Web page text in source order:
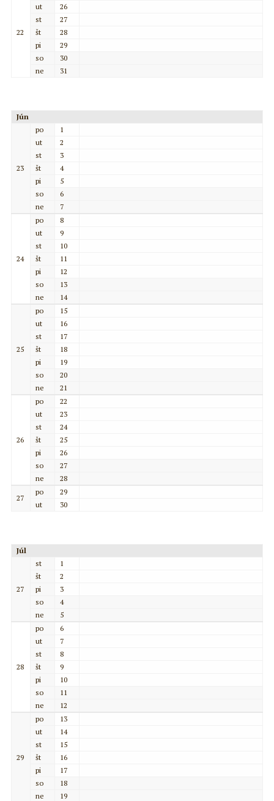
22
ut
26
st
27
št
28
pi
29
so
30
ne
31
Jún
23
po
1
ut
2
st
3
št
4
pi
5
so
6
ne
7
24
po
8
ut
9
st
10
št
11
pi
12
so
13
ne
14
25
po
15
ut
16
st
17
št
18
pi
19
so
20
ne
21
26
po
22
ut
23
st
24
št
25
pi
26
so
27
ne
28
27
po
29
ut
30
Júl
27
st
1
št
2
pi
3
so
4
ne
5
28
po
6
ut
7
st
8
št
9
pi
10
so
11
ne
12
29
po
13
ut
14
st
15
št
16
pi
17
so
18
ne
19